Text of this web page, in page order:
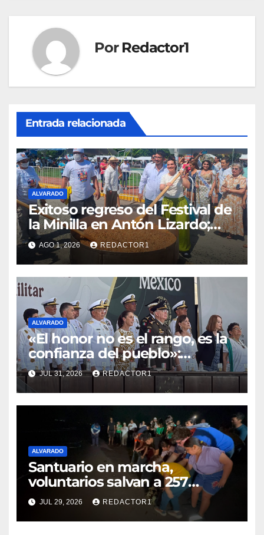
Por Redactor1
Entrada relacionada
ALVARADO
Exitoso regreso del Festival de
la Minilla en Antón Lizardo;
impulsa el turismo y la
gastronomía alvaradeña
AGO 1, 2026 REDACTOR1
ALVARADO
«El honor no es el rango, es la
confianza del pueblo»:
Sheinbaum encabeza
graduación en la Naval de
Antón Lizardo
JUL 31, 2026 REDACTOR1
ALVARADO
Santuario en marcha,
voluntarios salvan a 257
cangrejos azules
JUL 29, 2026 REDACTOR1